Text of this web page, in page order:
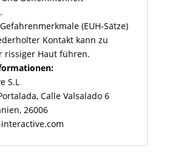
(EUH-Sätze)
Kontakt kann zu
rissiger Haut führen.
S.L
Calle Valsalado 6
26006